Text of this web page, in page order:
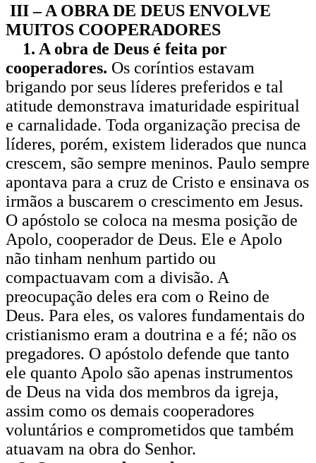
III – A OBRA DE DEUS ENVOLVE
MUITOS COOPERADORES
1. A obra de Deus é feita por
cooperadores. Os coríntios estavam
brigando por seus líderes preferidos e tal
atitude demonstrava imaturidade espiritual
e carnalidade. Toda organização precisa de
líderes, porém, existem liderados que nunca
crescem, são sempre meninos. Paulo sempre
apontava para a cruz de Cristo e ensinava os
irmãos a buscarem o crescimento em Jesus.
O apóstolo se coloca na mesma posição de
Apolo, cooperador de Deus. Ele e Apolo
não tinham nenhum partido ou
compactuavam com a divisão. A
preocupação deles era com o Reino de
Deus. Para eles, os valores fundamentais do
cristianismo eram a doutrina e a fé; não os
pregadores. O apóstolo defende que tanto
ele quanto Apolo são apenas instrumentos
de Deus na vida dos membros da igreja,
assim como os demais cooperadores
voluntários e comprometidos que também
atuavam na obra do Senhor.